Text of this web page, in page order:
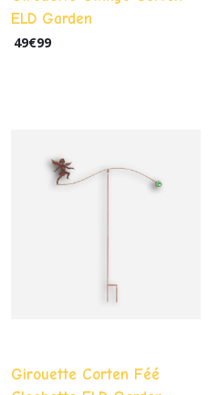
ELD Garden
49€99
Girouette Corten Féé